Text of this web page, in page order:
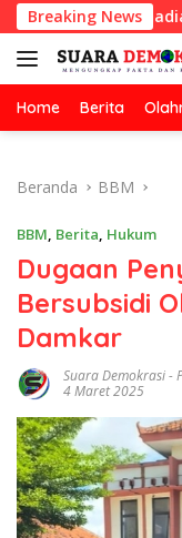
Langsung
ke
konten
Breaking News
Berhadiah
Home Berita
Beranda BBM
BBM, Berita, Hukum
Dugaan
Bersubsidi
Damkar
Suara Demokrasi-
4 Maret 2025